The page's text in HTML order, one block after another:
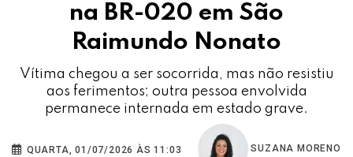
na BR-020 em São
Raimundo Nonato
Vítima chegou a ser socorrida, mas não resistiu
aos ferimentos; outra pessoa envolvida
permanece internada em estado grave.
QUARTA, 01/07/2026 ÀS 11:03 SUZANA MORENO